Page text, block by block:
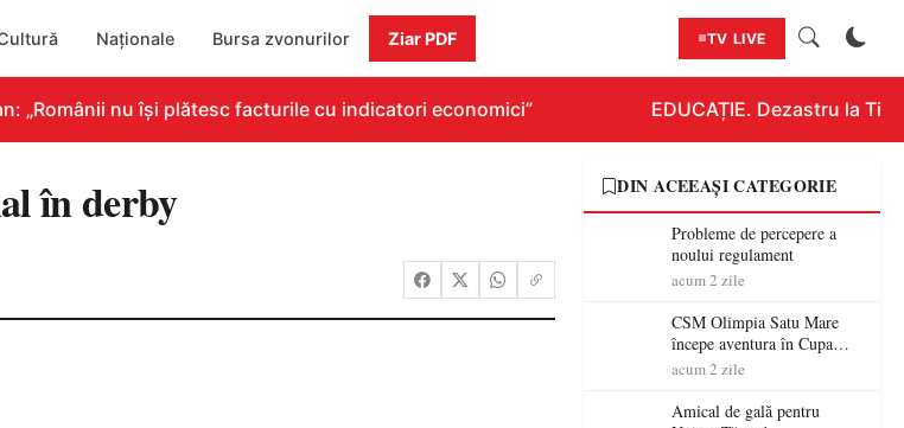
Naționale Bursa zvonurilor Ziar PDF TV LIVE
nu își plătesc facturile cu indicatori economici” EDUCAȚIE. Dezastru la
în derby DIN ACEEAȘI CATEGORIE
Probleme de percepere a
noului regulament
acum 2 zile
CSM Olimpia Satu Mare
începe aventura în Cupa
României la Baia Mare
acum 2 zile
Amical de gală pentru